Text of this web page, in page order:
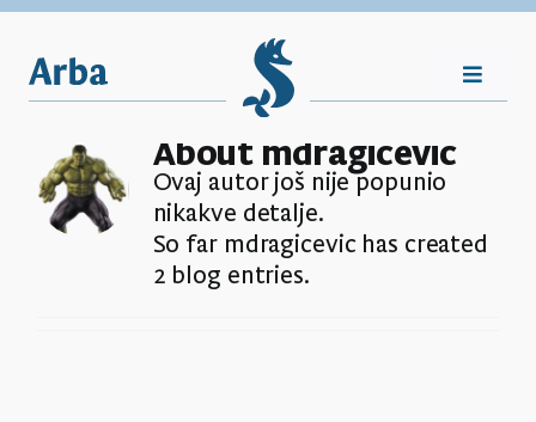
Skip
content
Toggle
Nasljeđe
Vijesti
About mdragicevic
Ovaj autor još nije popunio
nikakve detalje.
So far mdragicevic has created
2 blog entries.